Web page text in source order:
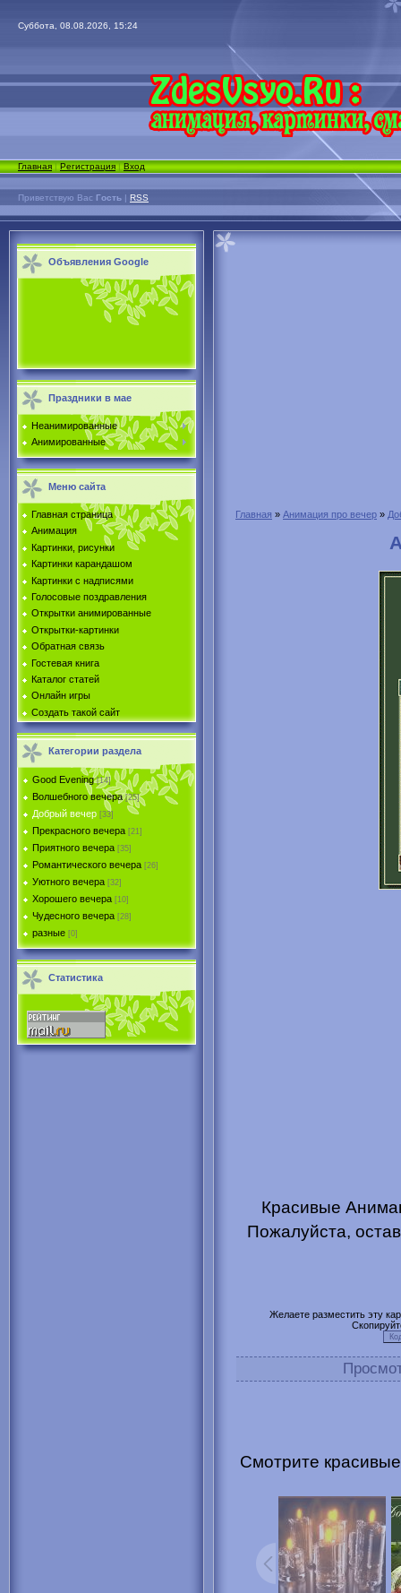
Суббота, 08.08.2026, 15:24
Главная|Регистрация|Вход
Приветствую Вас Гость | RSS
Объявления Google
Праздники в мае
Неанимированные
Анимированные
Меню сайта
Главная страница
Анимация
Картинки, рисунки
Картинки карандашом
Картинки с надписями
Голосовые поздравления
Открытки анимированные
Открытки-картинки
Обратная связь
Гостевая книга
Каталог статей
Онлайн игры
Создать такой сайт
Категории раздела
Good Evening [14]
Волшебного вечера [25]
Добрый вечер [33]
Прекрасного вечера [21]
Приятного вечера [35]
Романтического вечера [26]
Уютного вечера [32]
Хорошего вечера [10]
Чудесного вечера [28]
разные [0]
Статистика
Главная » Анимация про вечер »
Красивые
Пожалуйста,
Желаете разместить эту
Смотрите